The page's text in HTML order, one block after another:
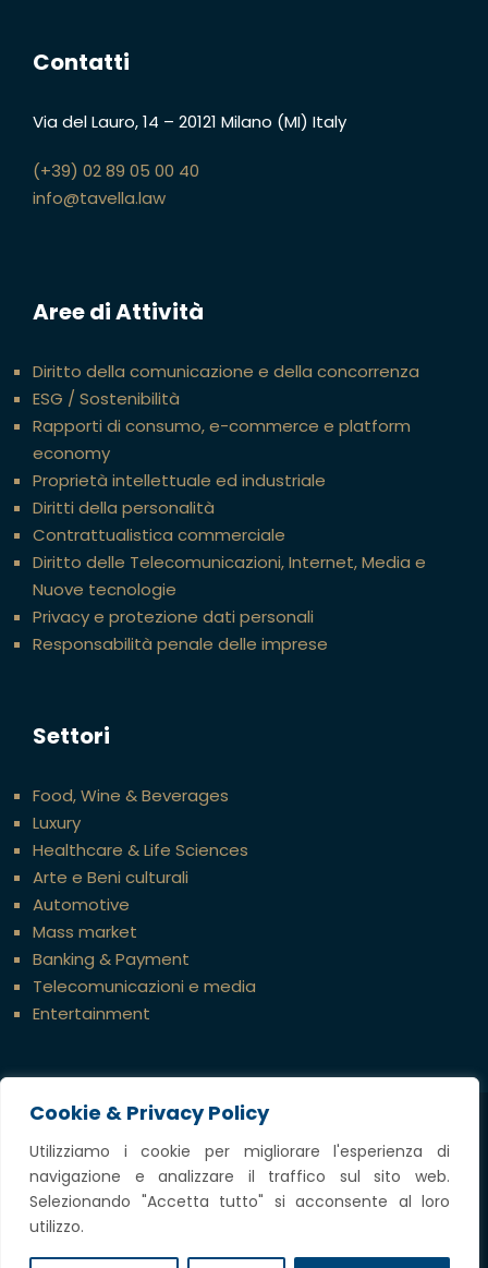
Cookie & Privacy Policy
Utilizziamo i cookie per migliorare l'esperienza di
navigazione e analizzare il traffico sul sito web.
Selezionando "Accetta tutto" si acconsente al loro
utilizzo.
Contatti
Via del Lauro, 14 – 20121 Milano (MI) Italy
(+39) 02 89 05 00 40
info@tavella.law
Aree di Attività
Diritto della comunicazione e della concorrenza
ESG / Sostenibilità
Rapporti di consumo, e-commerce e platform
economy
Proprietà intellettuale ed industriale
Diritti della personalità
Contrattualistica commerciale
Diritto delle Telecomunicazioni, Internet, Media e
Nuove tecnologie
Privacy e protezione dati personali
Responsabilità penale delle imprese
Settori
Food, Wine & Beverages
Luxury
Healthcare & Life Sciences
Arte e Beni culturali
Automotive
Mass market
Banking & Payment
Telecomunicazioni e media
Entertainment
Credits
Copyright @ 2023 Tavella Avvocati Associati,